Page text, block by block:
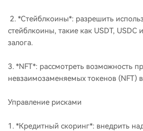
2. *Стейблкоины*: разрешить
стейблкоины, такие как USDT, USDC
залога.
3. *NFT*: рассмотреть возможность
невзаимозаменяемых токенов (NFT) в
Управление рисками
1. *Кредитный скоринг*: внедрить